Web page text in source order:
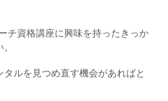
チ資格講座に興味を持ったきっか
タルを見つめ直す機会があればと